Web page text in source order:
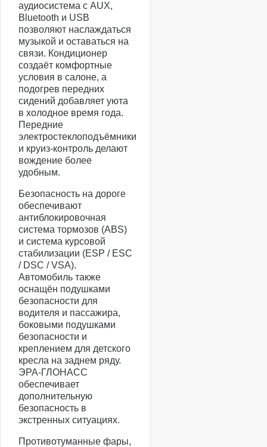
аудиосистема с AUX,
Bluetooth и USB
позволяют наслаждаться
музыкой и оставаться на
связи. Кондиционер
создаёт комфортные
условия в салоне, а
подогрев передних
сидений добавляет уюта
в холодное время года.
Передние
электростеклоподъёмники
и круиз-контроль делают
вождение более
удобным.
Безопасность на дороге
обеспечивают
антиблокировочная
система тормозов (ABS)
и система курсовой
стабилизации (ESP / ESC
/ DSC / VSA).
Автомобиль также
оснащён подушками
безопасности для
водителя и пассажира,
боковыми подушками
безопасности и
креплением для детского
кресла на заднем ряду.
ЭРА-ГЛОНАСС
обеспечивает
дополнительную
безопасность в
экстренных ситуациях.
Противотуманные фары,